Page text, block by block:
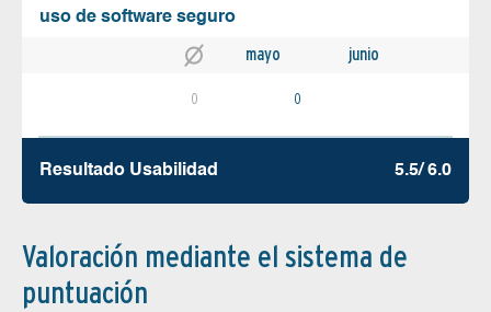
uso de software seguro
mayo junio
0 0
Resultado Usabilidad 5.5/ 6.0
Valoración mediante el sistema de
puntuación